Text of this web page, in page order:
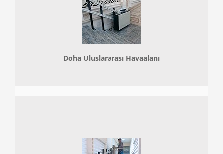
Doha Uluslararası Havaalanı